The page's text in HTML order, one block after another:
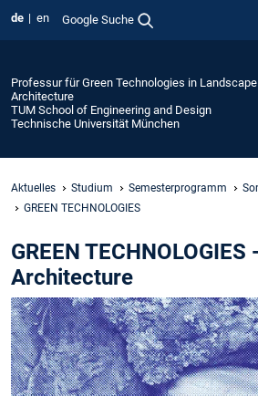
de en Google Suche
Professur für Green Technologies in Landscape
Architecture
TUM School of Engineering and Design
Technische Universität München
Aktuelles Studium Semesterprogramm
GREEN TECHNOLOGIES
GREEN TECHNOLOGIES
Architecture